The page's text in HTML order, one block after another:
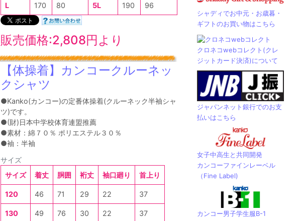
L 170 80 5L 190 96
販売価格:2,808円より
【体操着】カンコークルーネッ
クシャツ
●Kanko(カンコー)の定番体操着(クルーネック半袖シャ
ツ)です。
●(財)日本中学校体育連盟推薦
●素材：綿７０％ ポリエステル３０％
●袖：半袖
サイズ
サイズ
着丈 胴囲 裄丈 袖口廻り 首上り
120 46 71 29 22 37
130 49 76 30 22 37
シャディでお中元・お歳暮・
ギフトのお買い物はこちら
クロネコwebコレクト(クレ
ジットカード決済)について
ジャパンネット銀行でのお支
払いはこちら
女子中高生と共同開発
カンコーファインレーベル
（Fine Label)
カンコー男子学生服B-1